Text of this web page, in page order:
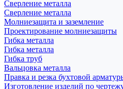
Сверление металла
Сверление металла
Молниезащита и заземление
Проектирование молниезащиты
Гибка металла
Гибка металла
Гибка труб
Вальцовка металла
Правка и резка бухтовой
Изготовление изделий по